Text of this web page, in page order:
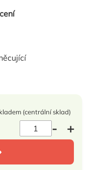
(centrální sklad)